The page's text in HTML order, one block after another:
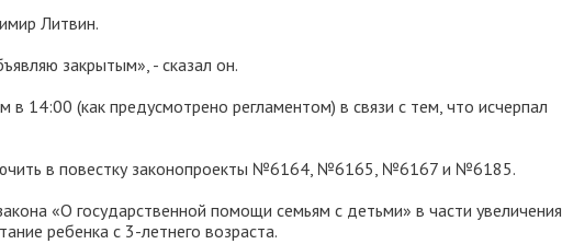
Литвин.
закрытым», - сказал он.
14:00 (как предусмотрено регламентом) в связи с тем, что исчерпал
в повестку законопроекты №6164, №6165, №6167 и №6185.
«О государственной помощи семьям с детьми» в части увеличения
ребенка с 3-летнего возраста.